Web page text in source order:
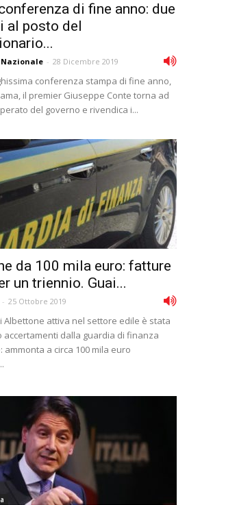
di fine anno: due
al posto del
- 28 Dicembre 2019
conferenza stampa di fine anno,
il premier Giuseppe Conte torna ad
del governo e rivendica i...
da 100 mila euro: fatture
un triennio. Guai...
- 25 Ottobre 2019
Albettone attiva nel settore edile è stata
accertamenti dalla guardia di finanza
ammonta a circa 100 mila euro